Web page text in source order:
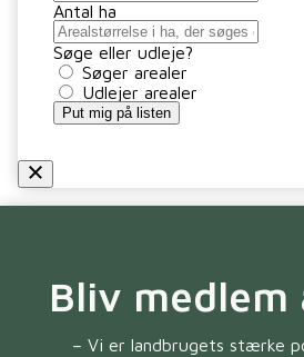
Antal ha
Søge eller udleje?
Søger arealer
Udlejer arealer
Put mig på listen
Bliv medlem
– Vi er landbrugets stærke